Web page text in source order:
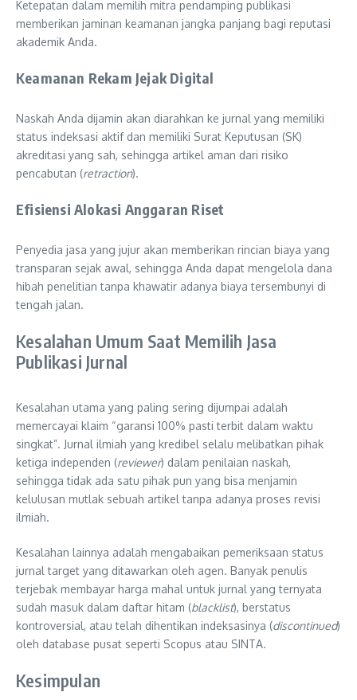
Ketepatan dalam memilih mitra pendamping publikasi
memberikan jaminan keamanan jangka panjang bagi reputasi
akademik Anda.
Keamanan Rekam Jejak Digital
Naskah Anda dijamin akan diarahkan ke jurnal yang memiliki
status indeksasi aktif dan memiliki Surat Keputusan (SK)
akreditasi yang sah, sehingga artikel aman dari risiko
pencabutan (retraction).
Efisiensi Alokasi Anggaran Riset
Penyedia jasa yang jujur akan memberikan rincian biaya yang
transparan sejak awal, sehingga Anda dapat mengelola dana
hibah penelitian tanpa khawatir adanya biaya tersembunyi di
tengah jalan.
Kesalahan Umum Saat Memilih Jasa
Publikasi Jurnal
Kesalahan utama yang paling sering dijumpai adalah
memercayai klaim “garansi 100% pasti terbit dalam waktu
singkat”. Jurnal ilmiah yang kredibel selalu melibatkan pihak
ketiga independen (reviewer) dalam penilaian naskah,
sehingga tidak ada satu pihak pun yang bisa menjamin
kelulusan mutlak sebuah artikel tanpa adanya proses revisi
ilmiah.
Kesalahan lainnya adalah mengabaikan pemeriksaan status
jurnal target yang ditawarkan oleh agen. Banyak penulis
terjebak membayar harga mahal untuk jurnal yang ternyata
sudah masuk dalam daftar hitam (blacklist), berstatus
kontroversial, atau telah dihentikan indeksasinya (discontinued)
oleh database pusat seperti Scopus atau SINTA.
Kesimpulan